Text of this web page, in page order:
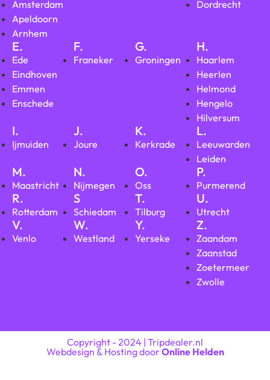
Amsterdam
Apeldoorn
Arnhem
Dordrecht
E.
Ede
Eindhoven
Emmen
Enschede
F.
Franeker
G.
Groningen
H.
Haarlem
Heerlen
Helmond
Hengelo
Hilversum
I.
Ijmuiden
J.
Joure
K.
Kerkrade
L.
Leeuwarden
Leiden
M.
Maastricht
N.
Nijmegen
O.
Oss
P.
Purmerend
R.
Rotterdam
S
Schiedam
T.
Tilburg
U.
Utrecht
V.
Venlo
W.
Westland
Y.
Yerseke
Z.
Zaandam
Zaanstad
Zoetermeer
Zwolle
Copyright - 2024 | Tripdealer.nl
Webdesign & Hosting doorOnline Helden